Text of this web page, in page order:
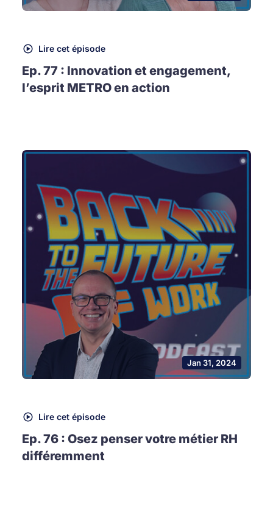
Lire cet épisode
Ep. 77 : Innovation et engagement,
l’esprit METRO en action
Jan 31, 2024
Lire cet épisode
Ep. 76 : Osez penser votre métier RH
différemment